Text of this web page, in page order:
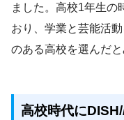
ました。高校1年生の
おり、学業と芸能活
のある高校を選んだと
高校時代に